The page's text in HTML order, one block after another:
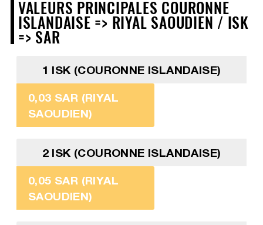
VALEURS PRINCIPALES COURONNE
ISLANDAISE => RIYAL SAOUDIEN / ISK
=> SAR
1 ISK (COURONNE ISLANDAISE)
0,03 SAR (RIYAL
SAOUDIEN)
2 ISK (COURONNE ISLANDAISE)
0,05 SAR (RIYAL
SAOUDIEN)